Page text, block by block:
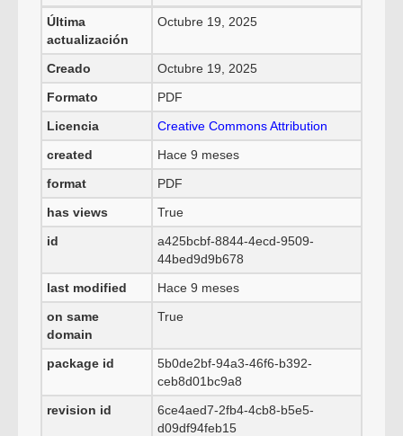
Última
actualización
Octubre 19, 2025
Creado
Octubre 19, 2025
Formato
PDF
Licencia
Creative Commons Attribution
created
Hace 9 meses
format
PDF
has views
True
id
a425bcbf-8844-4ecd-9509-
44bed9d9b678
last modified
Hace 9 meses
on same
domain
True
package id
5b0de2bf-94a3-46f6-b392-
ceb8d01bc9a8
revision id
6ce4aed7-2fb4-4cb8-b5e5-
d09df94feb15